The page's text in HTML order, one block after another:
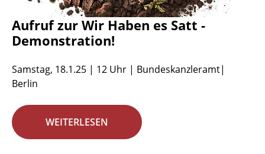
Aufruf zur Wir Haben es Satt -
Demonstration!
Samstag, 18.1.25 | 12 Uhr | Bundeskanzleramt|
Berlin
WEITERLESEN